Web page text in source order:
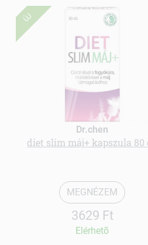
ÚJ
Dr.chen
diet slim máj+ kapszula 80
MEGNÉZEM
3629 Ft
Elérhetõ